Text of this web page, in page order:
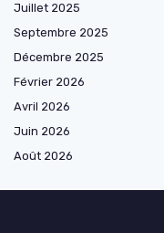
Juillet 2025
Septembre 2025
Décembre 2025
Février 2026
Avril 2026
Juin 2026
Août 2026